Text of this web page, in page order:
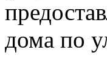
дома по